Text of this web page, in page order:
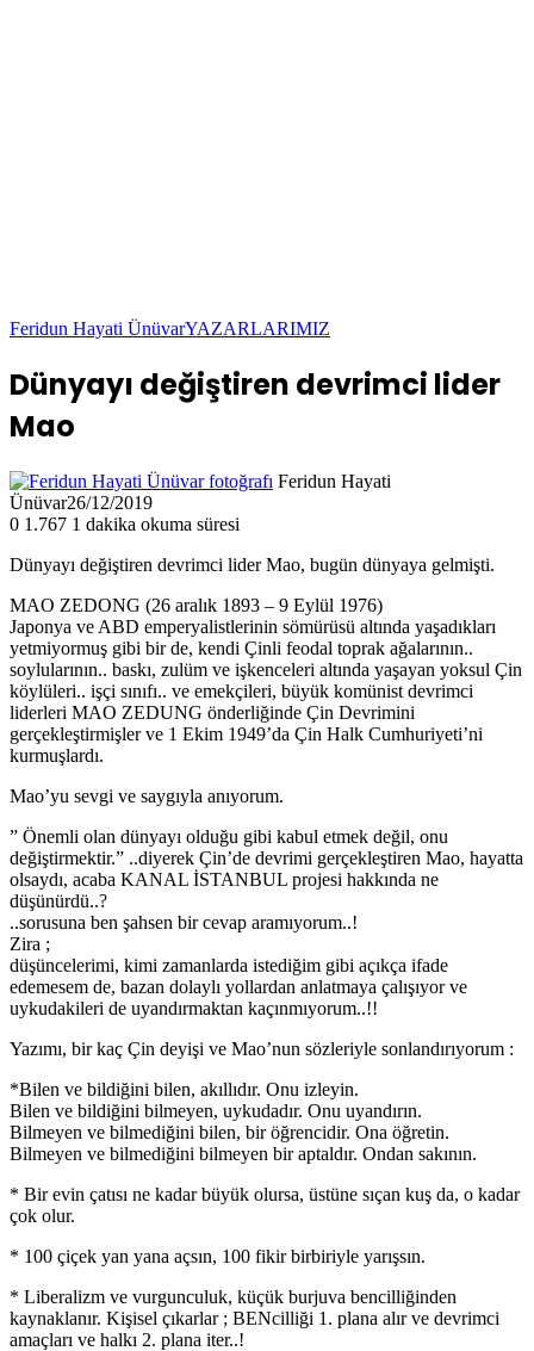
Feridun Hayati ÜnüvarYAZARLARIMIZ
Dünyayı değiştiren devrimci lider
Mao
Feridun Hayati
Ünüvar26/12/2019
0 1.767 1 dakika okuma süresi
Dünyayı değiştiren devrimci lider Mao, bugün dünyaya gelmişti.
MAO ZEDONG (26 aralık 1893 – 9 Eylül 1976)
Japonya ve ABD emperyalistlerinin sömürüsü altında yaşadıkları
yetmiyormuş gibi bir de, kendi Çinli feodal toprak ağalarının..
soylularının.. baskı, zulüm ve işkenceleri altında yaşayan yoksul Çin
köylüleri.. işçi sınıfı.. ve emekçileri, büyük komünist devrimci
liderleri MAO ZEDUNG önderliğinde Çin Devrimini
gerçekleştirmişler ve 1 Ekim 1949’da Çin Halk Cumhuriyeti’ni
kurmuşlardı.
Mao’yu sevgi ve saygıyla anıyorum.
” Önemli olan dünyayı olduğu gibi kabul etmek değil, onu
değiştirmektir.” ..diyerek Çin’de devrimi gerçekleştiren Mao, hayatta
olsaydı, acaba KANAL İSTANBUL projesi hakkında ne
düşünürdü..?
..sorusuna ben şahsen bir cevap aramıyorum..!
Zira ;
düşüncelerimi, kimi zamanlarda istediğim gibi açıkça ifade
edemesem de, bazan dolaylı yollardan anlatmaya çalışıyor ve
uykudakileri de uyandırmaktan kaçınmıyorum..!!
Yazımı, bir kaç Çin deyişi ve Mao’nun sözleriyle sonlandırıyorum :
*Bilen ve bildiğini bilen, akıllıdır. Onu izleyin.
Bilen ve bildiğini bilmeyen, uykudadır. Onu uyandırın.
Bilmeyen ve bilmediğini bilen, bir öğrencidir. Ona öğretin.
Bilmeyen ve bilmediğini bilmeyen bir aptaldır. Ondan sakının.
* Bir evin çatısı ne kadar büyük olursa, üstüne sıçan kuş da, o kadar
çok olur.
* 100 çiçek yan yana açsın, 100 fikir birbiriyle yarışsın.
* Liberalizm ve vurgunculuk, küçük burjuva bencilliğinden
kaynaklanır. Kişisel çıkarlar ; BENcilliği 1. plana alır ve devrimci
amaçları ve halkı 2. plana iter..!